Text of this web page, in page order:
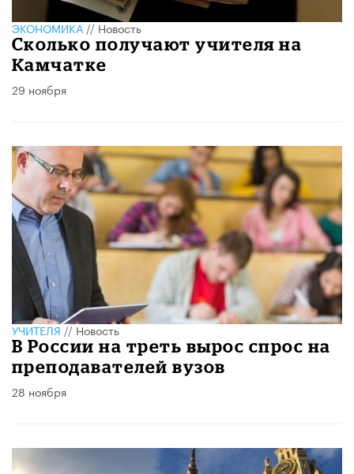
ЭКОНОМИКА//Новость
Сколько получают учителя на
Камчатке
29 ноября
УЧИТЕЛЯ//Новость
В России на треть вырос спрос на
преподавателей вузов
28 ноября